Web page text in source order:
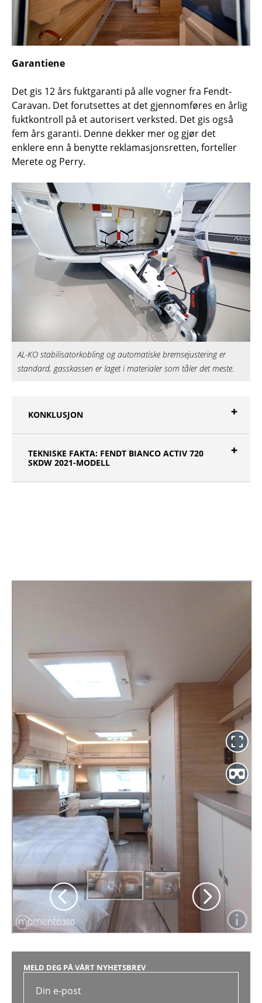
Garantiene
Det gis 12 års fuktgaranti på alle vogner fra Fendt-
Caravan. Det forutsettes at det gjennomføres en årlig
fuktkontroll på et autorisert verksted. Det gis også
fem års garanti. Denne dekker mer og gjør det
enklere enn å benytte reklamasjonsretten, forteller
Merete og Perry.
AL-KO stabilisatorkobling og automatiske bremsejustering er
standard, gasskassen er laget i materialer som tåler det meste.
KONKLUSJON
TEKNISKE FAKTA: FENDT BIANCO ACTIV 720
SKDW 2021-MODELL
MELD DEG PÅ VÅRT NYHETSBREV